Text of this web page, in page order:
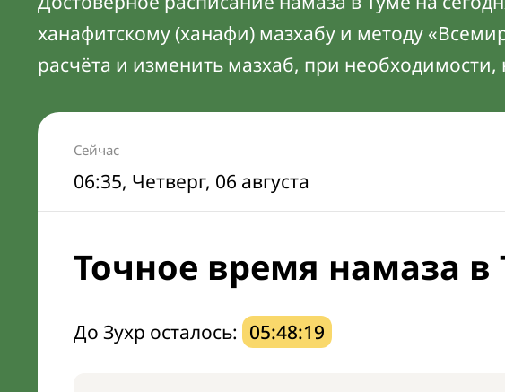
ханафитскому (ханафи) мазхабу и методу
расчёта и изменить мазхаб, при
Сейчас
06:35, Четверг, 06 августа
Точное время намаза в
До Зухр осталось: 05:48:18